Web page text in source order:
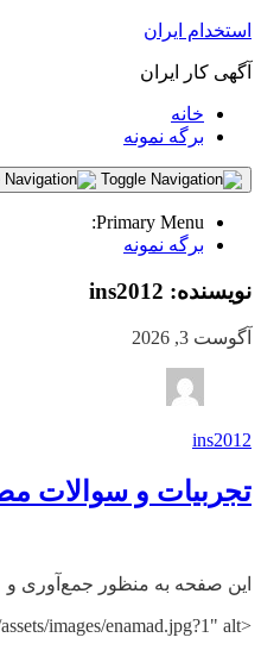
استخدام ایران
آگهی کار ایران
خانه
برگه نمونه
Primary Menu:
برگه نمونه
نویسنده: ins2012
آگوست 3, 2026
ins2012
تجربیات و سوالات
این صفحه به منظور جمع‌آوری و
<img src="https://www.e-estekhdam.com/assets/images/enamad.jpg?1" alt=""